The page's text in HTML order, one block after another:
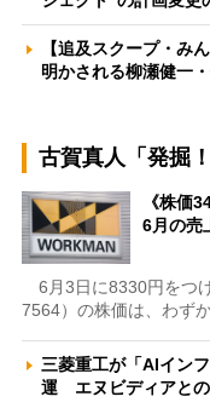
【追及スクープ・み
明かされる柳瀬健一
古賀真人「発掘
《株価
6月の売
6月3日に8330円をつ
7564）の株価は、わず
三菱重工が「AIイン
運 エヌビディアと